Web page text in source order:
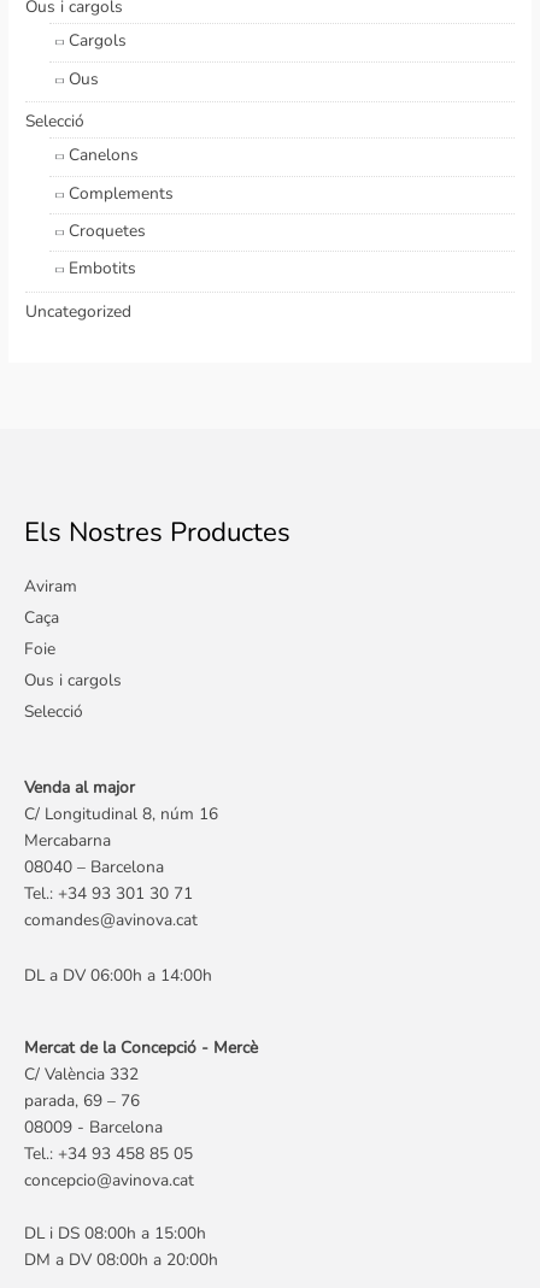
Ous i cargols
Cargols
Ous
Selecció
Canelons
Complements
Croquetes
Embotits
Uncategorized
Els Nostres Productes
Aviram
Caça
Foie
Ous i cargols
Selecció
Venda al major
C/ Longitudinal 8, núm 16
Mercabarna
08040 – Barcelona
Tel.: +34 93 301 30 71
comandes@avinova.cat
DL a DV 06:00h a 14:00h
Mercat de la Concepció - Mercè
C/ València 332
parada, 69 – 76
08009 - Barcelona
Tel.: +34 93 458 85 05
concepcio@avinova.cat
DL i DS 08:00h a 15:00h
DM a DV 08:00h a 20:00h